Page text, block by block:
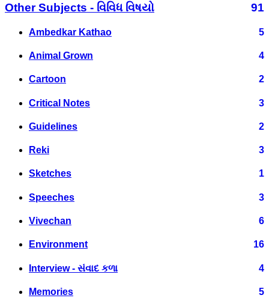
Other Subjects - વિવિધ વિષયો
91
Ambedkar Kathao 5
Animal Grown 4
Cartoon 2
Critical Notes 3
Guidelines 2
Reki 3
Sketches 1
Speeches 3
Vivechan 6
Environment 16
Interview - સંવાદ કળા 4
Memories 5